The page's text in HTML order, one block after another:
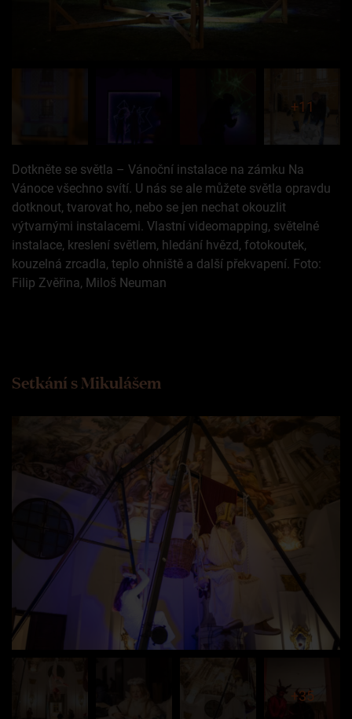
+11
Dotkněte se světla – Vánoční instalace na zámku Na
Vánoce všechno svítí. U nás se ale můžete světla opravdu
dotknout, tvarovat ho, nebo se jen nechat okouzlit
výtvarnými instalacemi. Vlastní videomapping, světelné
instalace, kreslení světlem, hledání hvězd, fotokoutek,
kouzelná zrcadla, teplo ohniště a další překvapení. Foto:
Filip Zvěřina, Miloš Neuman
Setkání s Mikulášem
+35